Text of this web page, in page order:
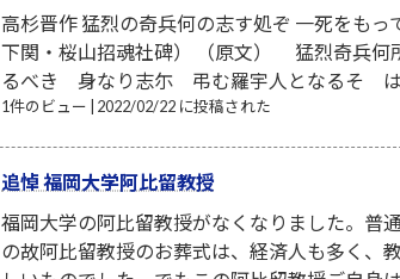
高杉晋作 猛烈の奇兵何の志す処ぞ 一死をも
下関・桜山招魂社碑） （原文） 猛烈奇
るべき 身なり志尓 弔む羅宇人となるそ
1件のビュー 2022/02/22 に投稿された
追悼 福岡大学阿比留教授
福岡大学の阿比留教授がなくなりました。普
の故阿比留教授のお葬式は、経済人も多く、